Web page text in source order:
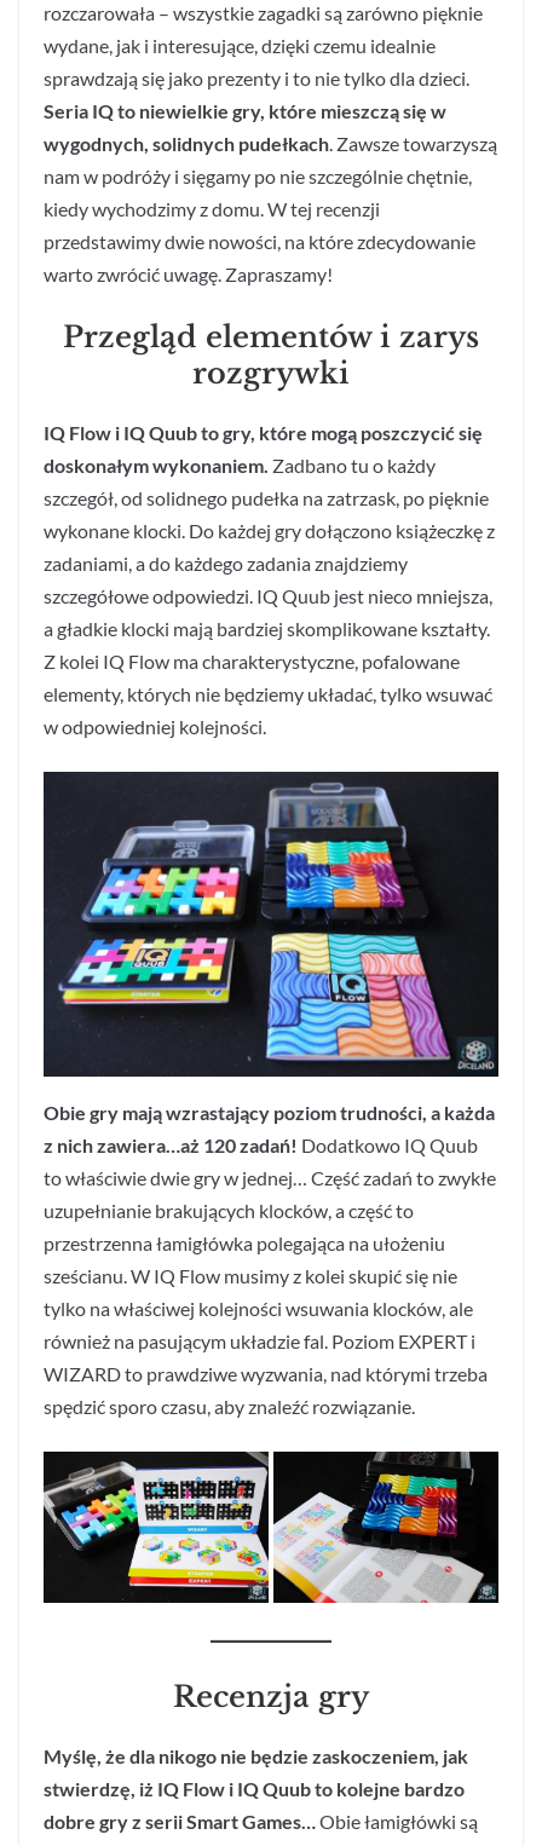
rozczarowała – wszystkie zagadki są zarówno pięknie
wydane, jak i interesujące, dzięki czemu idealnie
sprawdzają się jako prezenty i to nie tylko dla dzieci.
Seria IQ to niewielkie gry, które mieszczą się w
wygodnych, solidnych pudełkach. Zawsze towarzyszą
nam w podróży i sięgamy po nie szczególnie chętnie,
kiedy wychodzimy z domu. W tej recenzji
przedstawimy dwie nowości, na które zdecydowanie
warto zwrócić uwagę. Zapraszamy!
Przegląd elementów i zarys
rozgrywki
IQ Flow i IQ Quub to gry, które mogą poszczycić się
doskonałym wykonaniem. Zadbano tu o każdy
szczegół, od solidnego pudełka na zatrzask, po pięknie
wykonane klocki. Do każdej gry dołączono książeczkę z
zadaniami, a do każdego zadania znajdziemy
szczegółowe odpowiedzi. IQ Quub jest nieco mniejsza,
a gładkie klocki mają bardziej skomplikowane kształty.
Z kolei IQ Flow ma charakterystyczne, pofalowane
elementy, których nie będziemy układać, tylko wsuwać
w odpowiedniej kolejności.
Obie gry mają wzrastający poziom trudności, a każda
z nich zawiera…aż 120 zadań! Dodatkowo IQ Quub
to właściwie dwie gry w jednej… Część zadań to zwykłe
uzupełnianie brakujących klocków, a część to
przestrzenna łamigłówka polegająca na ułożeniu
sześcianu. W IQ Flow musimy z kolei skupić się nie
tylko na właściwej kolejności wsuwania klocków, ale
również na pasującym układzie fal. Poziom EXPERT i
WIZARD to prawdziwe wyzwania, nad którymi trzeba
spędzić sporo czasu, aby znaleźć rozwiązanie.
Recenzja gry
Myślę, że dla nikogo nie będzie zaskoczeniem, jak
stwierdzę, iż IQ Flow i IQ Quub to kolejne bardzo
dobre gry z serii Smart Games… Obie łamigłówki są